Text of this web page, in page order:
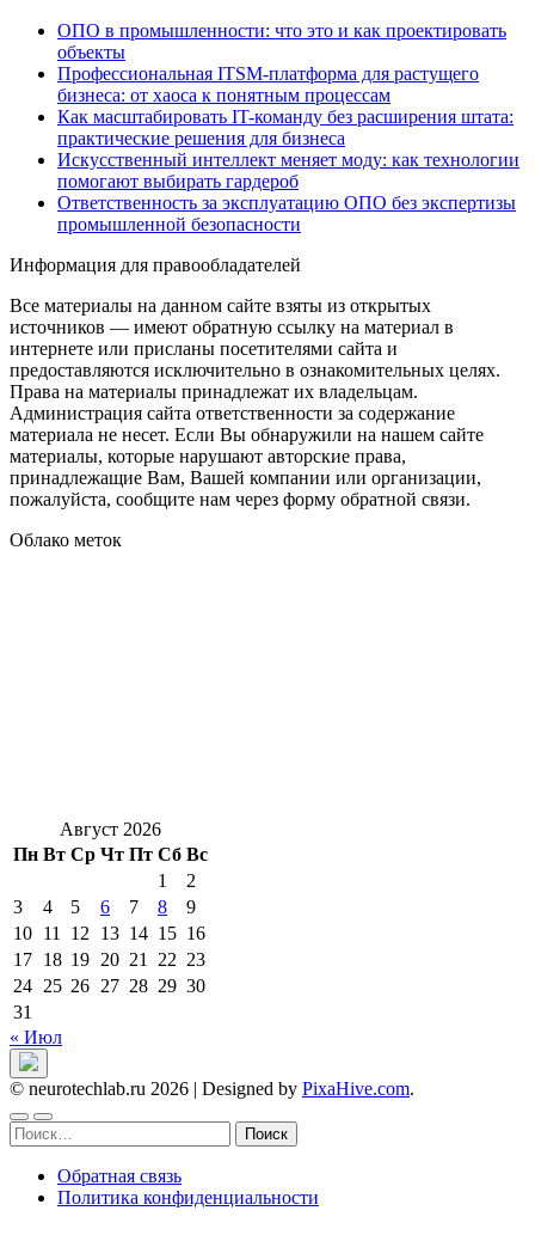
ОПО в промышленности: что это и как проектировать
объекты
Профессиональная ITSM-платформа для растущего
бизнеса: от хаоса к понятным процессам
Как масштабировать IT-команду без расширения штата:
практические решения для бизнеса
Искусственный интеллект меняет моду: как технологии
помогают выбирать гардероб
Ответственность за эксплуатацию ОПО без экспертизы
промышленной безопасности
Информация для правообладателей
Все материалы на данном сайте взяты из открытых
источников — имеют обратную ссылку на материал в
интернете или присланы посетителями сайта и
предоставляются исключительно в ознакомительных целях.
Права на материалы принадлежат их владельцам.
Администрация сайта ответственности за содержание
материала не несет. Если Вы обнаружили на нашем сайте
материалы, которые нарушают авторские права,
принадлежащие Вам, Вашей компании или организации,
пожалуйста, сообщите нам через форму обратной связи.
Облако меток
Август 2026
Пн Вт Ср Чт Пт Сб Вс
1
2
3
4 5 6 7 8
9
10 11 12 13 14 15 16
17 18 19 20 21 22 23
24 25 26 27 28 29 30
31
« Июл
© neurotechlab.ru 2026 | Designed by PixaHive.com.
Найти:
Обратная связь
Политика конфиденциальности